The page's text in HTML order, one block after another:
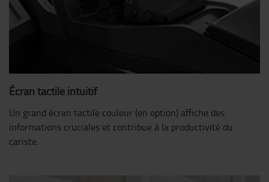
Écran tactile intuitif
Un grand écran tactile couleur (en option) affiche des
informations cruciales et contribue à la productivité du
cariste.